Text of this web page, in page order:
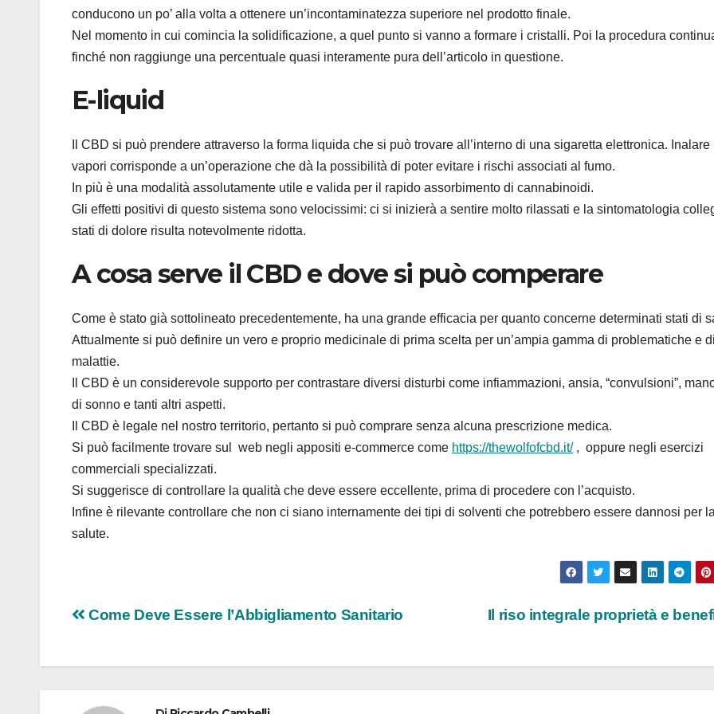
conducono un po’ alla volta a ottenere un’incontaminatezza superiore nel prodotto finale.
Nel momento in cui comincia la solidificazione, a quel punto si vanno a formare i cristalli. Poi la procedura
finché non raggiunge una percentuale quasi interamente pura dell’articolo in questione.
E-liquid
Il CBD si può prendere attraverso la forma liquida che si può trovare all’interno di una sigaretta elettronica. Inalare
vapori corrisponde a un’operazione che dà la possibilità di poter evitare i rischi associati al fumo.
In più è una modalità assolutamente utile e valida per il rapido assorbimento di cannabinoidi.
Gli effetti positivi di questo sistema sono velocissimi: ci si inizierà a sentire molto rilassati e la sintomatologia
stati di dolore risulta notevolmente ridotta.
A cosa serve il CBD e dove si può comperare
Come è stato già sottolineato precedentemente, ha una grande efficacia per quanto concerne determinati stati di
Attualmente si può definire un vero e proprio medicinale di prima scelta per un’ampia gamma di problematiche e di
malattie.
Il CBD è un considerevole supporto per contrastare diversi disturbi come infiammazioni, ansia, “convulsioni”,
di sonno e tanti altri aspetti.
Il CBD è legale nel nostro territorio, pertanto si può comprare senza alcuna prescrizione medica.
Si può facilmente trovare sul web negli appositi e-commerce come https://thewolfofcbd.it/, oppure negli esercizi
commerciali specializzati.
Si suggerisce di controllare la qualità che deve essere eccellente, prima di procedere con l’acquisto.
Infine è rilevante controllare che non ci siano internamente dei tipi di solventi che potrebbero essere dannosi per la
salute.
Navigazione
Il riso integrale proprietà e
Come Deve Essere l’Abbigliamento Sanitario